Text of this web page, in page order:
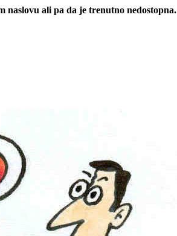
naslovu ali pa da je trenutno nedostopna.